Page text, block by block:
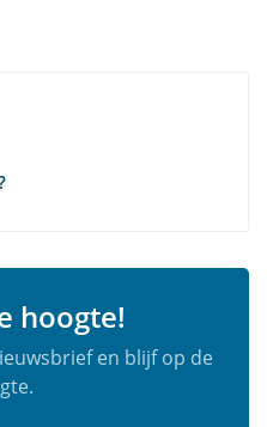
hoogte!
en blijf op de